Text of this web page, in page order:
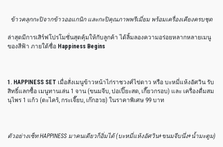
ข้าวคลุกกะปิจากข้าวออแกนิก และกะปิคุณภาพพรีเมี่ยม พร้อมเครื่องเคียงครบชุด
ล่าสุดมีการเสิร์ฟโปรโมชั่นสุดคุ้มให้กับลูกค้า ได้ลิ้มลองความอร่อยหลากหลายเมนู
ของสีฟ้า ภายใต้ชื่อ Happiness Begins
1. HAPPINESS SET เมื่อสั่งเมนูข้าวหน้าไก่ราชวงศ์ไข่ดาว หรือ บะหมี่แห้งอัศวิน รับ
สิทธิ์แลกซื้อ เมนูทานเล่น 1 จาน (ขนมจีบ, ปอเปี๊ยะสด, เกี๊ยวกรอบ) และ เครื่องดื่มสม
นุไพร 1 แก้ว (ตะไคร้, กระเจี๊ยบ, เก๊กฮวย) ในราคาพิเศษ 99 บาท
ตัวอย่างเซ็ท HAPPINESS มาคนเดียวก็อิ่มได้ (บะหมี่แห้งอัศวิน+ขนมจีบนึ่ง+น้ำมะตูม)